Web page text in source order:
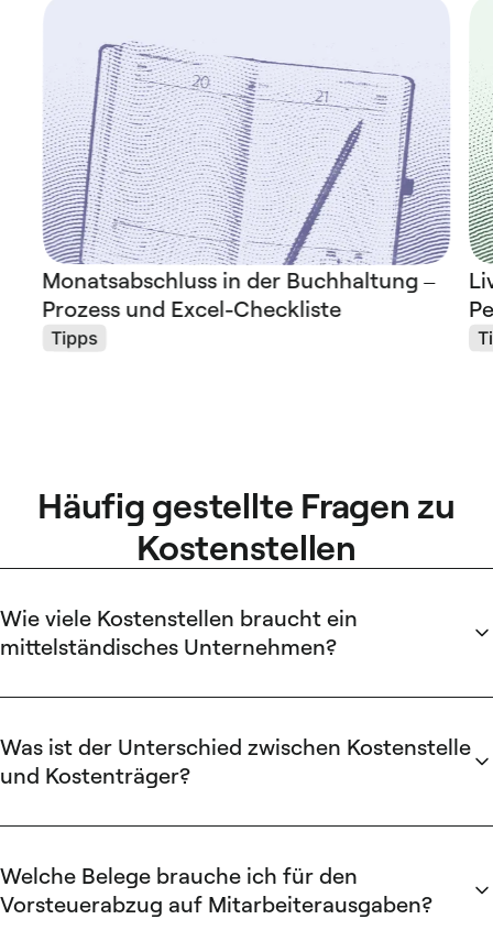
​​Monatsabschluss in der Buchhaltung –
Prozess und Excel-Checkliste
Tipps
Häufig gestellte Fragen zu
Kostenstellen
Wie viele Kostenstellen braucht ein
mittelständisches Unternehmen?
Budget, insgesamt zehn bis 20 Stück. Alles darüber erzeugt
Pflegeaufwand ohne zusätzlichen Erkenntnisgewinn und
führt in der Praxis zu willkürlichen Zuordnungen.
Was ist der Unterschied zwischen Kostenstelle
und Kostenträger?
Standort), der Kostenträger dieWofür-Frage (Projekt,
Produkt, Auftrag). In DATEV werden sie technisch als KOST1
und KOST2 parallel auf jedem Buchungssatz geführt — ein
einzelner Beleg trägt also beide Dimensionen gleichzeitig.
Welche Belege brauche ich für den
Vorsteuerabzug auf Mitarbeiterausgaben?